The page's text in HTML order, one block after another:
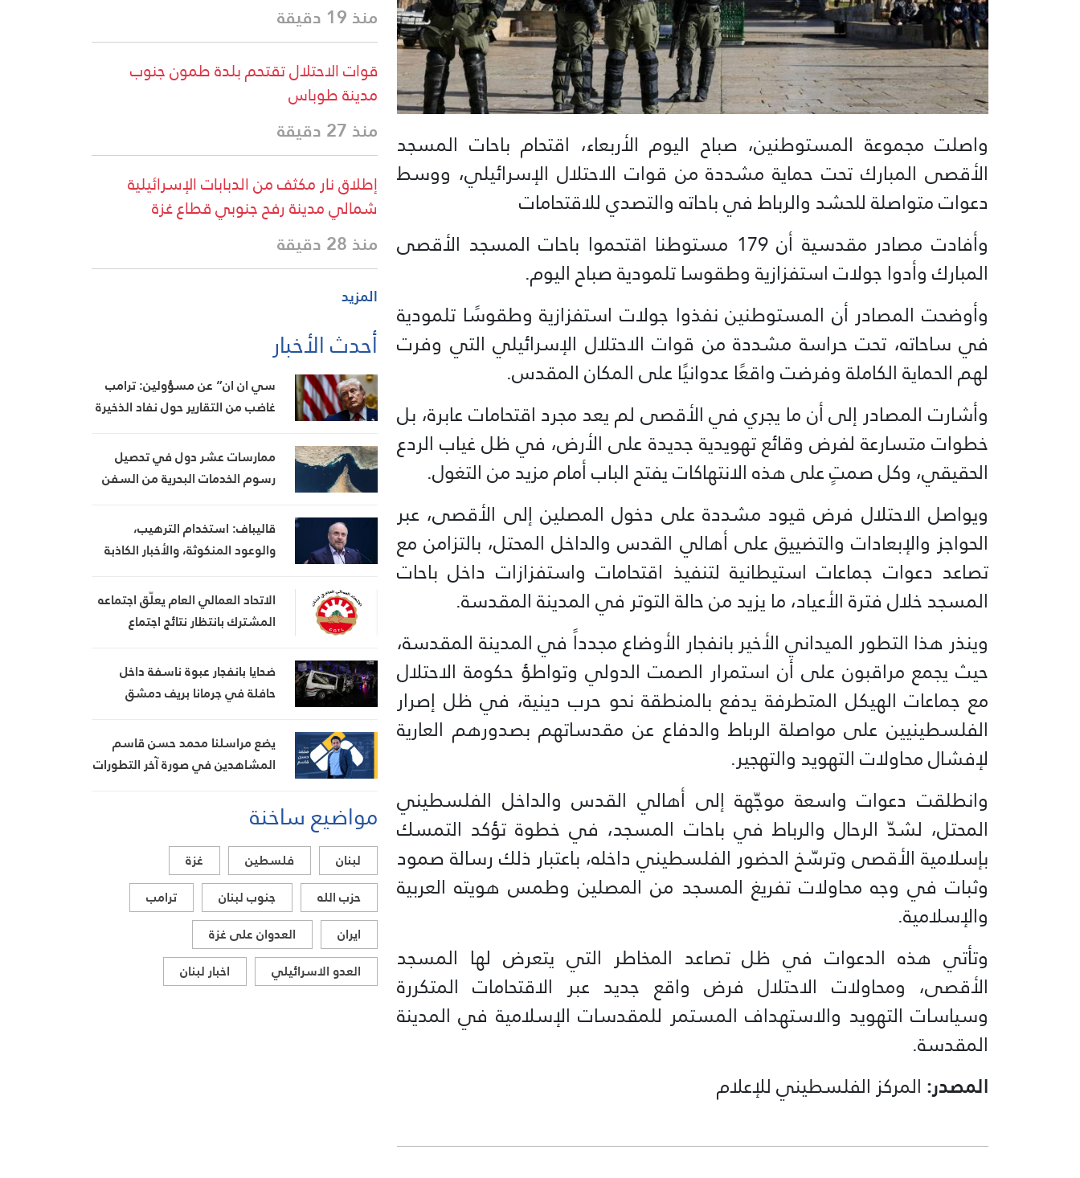
واصلت مجموعة المستوطنين، صباح اليوم الأربعاء، اقتحام باحات المسجد
الأقصى المبارك تحت حماية مشددة من قوات الاحتلال الإسرائيلي، ووسط
دعوات متواصلة للحشد والرباط في باحاته والتصدي للاقتحامات
وأفادت مصادر مقدسية أن 179 مستوطنا اقتحموا باحات المسجد الأقصى
المبارك وأدوا جولات استفزازية وطقوسا تلمودية صباح اليوم.
وأوضحت المصادر أن المستوطنين نفذوا جولات استفزازية وطقوسًا تلمودية
في ساحاته، تحت حراسة مشددة من قوات الاحتلال الإسرائيلي التي وفرت
لهم الحماية الكاملة وفرضت واقعًا عدوانيًا على المكان المقدس.
وأشارت المصادر إلى أن ما يجري في الأقصى لم يعد مجرد اقتحامات عابرة، بل
خطوات متسارعة لفرض وقائع تهويدية جديدة على الأرض، في ظل غياب الردع
الحقيقي، وكل صمتٍ على هذه الانتهاكات يفتح الباب أمام مزيد من التغول.
ويواصل الاحتلال فرض قيود مشددة على دخول المصلين إلى الأقصى، عبر
الحواجز والإبعادات والتضييق على أهالي القدس والداخل المحتل، بالتزامن مع
تصاعد دعوات جماعات استيطانية لتنفيذ اقتحامات واستفزازات داخل باحات
المسجد خلال فترة الأعياد، ما يزيد من حالة التوتر في المدينة المقدسة.
وينذر هذا التطور الميداني الأخير بانفجار الأوضاع مجدداً في المدينة المقدسة،
حيث يجمع مراقبون على أن استمرار الصمت الدولي وتواطؤ حكومة الاحتلال
مع جماعات الهيكل المتطرفة يدفع بالمنطقة نحو حرب دينية، في ظل إصرار
الفلسطينيين على مواصلة الرباط والدفاع عن مقدساتهم بصدورهم العارية
لإفشال محاولات التهويد والتهجير.
وانطلقت دعوات واسعة موجّهة إلى أهالي القدس والداخل الفلسطيني
المحتل، لشدّ الرحال والرباط في باحات المسجد، في خطوة تؤكد التمسك
بإسلامية الأقصى وترسّخ الحضور الفلسطيني داخله، باعتبار ذلك رسالة صمود
وثبات في وجه محاولات تفريغ المسجد من المصلين وطمس هويته العربية
والإسلامية.
وتأتي هذه الدعوات في ظل تصاعد المخاطر التي يتعرض لها المسجد
الأقصى، ومحاولات الاحتلال فرض واقع جديد عبر الاقتحامات المتكررة
وسياسات التهويد والاستهداف المستمر للمقدسات الإسلامية في المدينة
المقدسة.
المصدر: المركز الفلسطيني للإعلام
منذ 19 دقيقة
قوات الاحتلال تقتحم بلدة طمون جنوب
مدينة طوباس
منذ 27 دقيقة
إطلاق نار مكثف من الدبابات الإسرائيلية
شمالي مدينة رفح جنوبي قطاع غزة
منذ 28 دقيقة
المزيد
أحدث الأخبار
سي ان ان” عن مسؤولين: ترامب
غاضب من التقارير حول نفاد الذخيرة
المفاوضات
ممارسات عشر دول في تحصيل
رسوم الخدمات البحرية من السفن
قاليباف: استخدام الترهيب،
والوعود المنكوثة، والأخبار الكاذبة
الاتحاد العمالي العام يعلّق اجتماعه
المشترك بانتظار نتائج اجتماع
ضحايا بانفجار عبوة ناسفة داخل
حافلة في جرمانا بريف دمشق
يضع مراسلنا محمد حسن قاسم
المشاهدين في صورة آخر التطورات
المستجدات على الساحتين
السياسية والميدانية، إلى جانب
المواقف الرسمية وأبرز التطورات
ذات الصلة بالشأنين الداخلي
والإقليمي
مواضيع ساخنة
لبنان فلسطين
غزة
حزب الله
جنوب لبنان
ترامب
ايران
العدوان على غزة
العدو الاسرائيلي
اخبار لبنان